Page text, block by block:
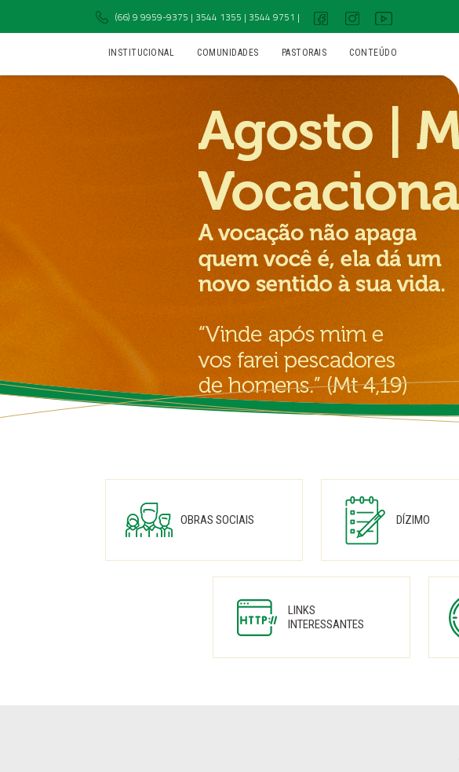
(66) 9 9959-9375 | 3544 1355 | 3544 9751 |
INSTITUCIONAL COMUNIDADES PASTORAIS CONTEÚDO
OBRAS SOCIAIS DÍZIMO
LINKS
INTERESSANTES